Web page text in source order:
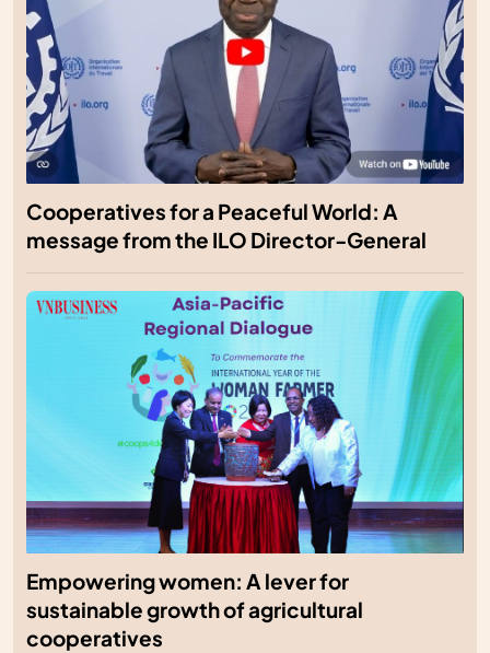
Cooperatives for a Peaceful World: A
message from the ILO Director-General
Empowering women: A lever for
sustainable growth of agricultural
cooperatives